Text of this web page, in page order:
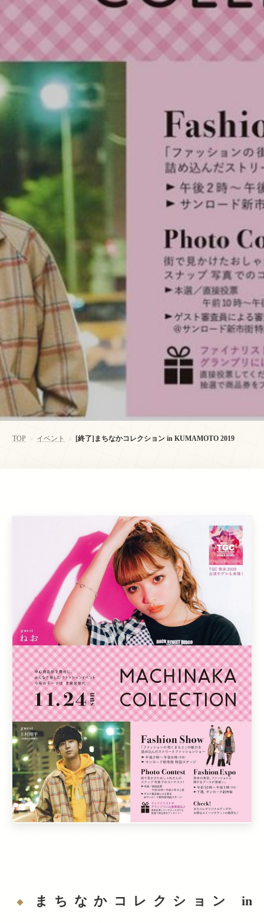
TOP > イベント > [終了]まちなかコレクション in KUMAMOTO 2019
まちなかコレクション in